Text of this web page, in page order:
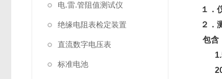
电.雷.管阻值测试仪
绝缘电阻表检定装置
直流数字电压表
标准电池
１．
２．
包含